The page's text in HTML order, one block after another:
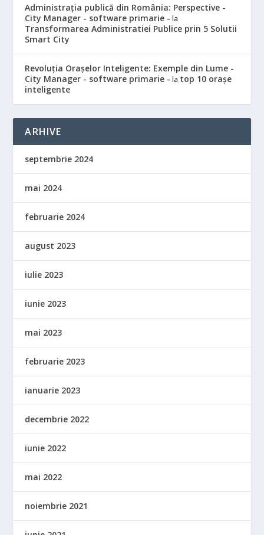
Administrația publică din România: Perspective -
City Manager - software primarie - la
Transformarea Administratiei Publice prin 5 Solutii
Smart City
Revoluția Orașelor Inteligente: Exemple din Lume -
City Manager - software primarie - la top 10 orașe
inteligente
ARHIVE
septembrie 2024
mai 2024
februarie 2024
august 2023
iulie 2023
iunie 2023
mai 2023
februarie 2023
ianuarie 2023
decembrie 2022
iunie 2022
mai 2022
noiembrie 2021